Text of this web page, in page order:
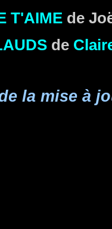
T'AIME de
de
la mise à